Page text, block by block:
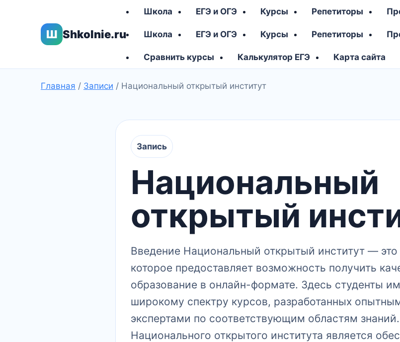
Ш Shkolnie.ru
Школа ЕГЭ и ОГЭ Курсы Репетиторы
Школа ЕГЭ и ОГЭ Курсы Репетиторы
Сравнить курсы Калькулятор ЕГЭ Карта сайта
Главная / Записи / Национальный открытый институт
Запись
Национальный
открытый
Введение Национальный открытый институт ― это
которое предоставляет возможность получить
образование в онлайн-формате.​ Здесь студенты
широкому спектру курсов, разработанных
экспертами по соответствующим областям
Национального открытого института является